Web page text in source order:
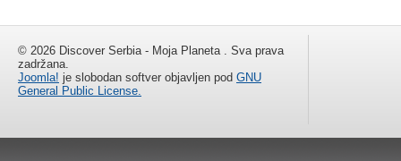
© 2026 Discover Serbia - Moja Planeta . Sva prava
zadržana.
Joomla! je slobodan softver objavljen pod GNU
General Public License.